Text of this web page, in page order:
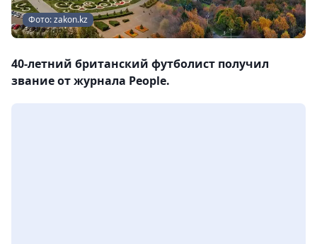
Фото: zakon.kz
40-летний британский футболист получил
звание от журнала People.